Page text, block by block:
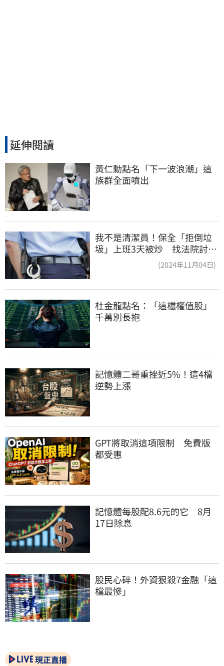
延伸閱讀
黃仁勳點名「下一波浪潮」這
族群全面噴出
我不是清潔員！保全「拒倒垃
圾」上班3天被炒 找法院討公
(2024年11月04日)
杜金龍點名：「這檔權值股」
千萬別長抱
記憶體二哥重挫近5%！這4檔
逆勢上漲
GPT將取消這項限制　免費版
都受惠
記憶體每股配8.6元的它　8月
17日除息
股民心碎！外資狠殺7金融「這
檔最慘」
現正直播